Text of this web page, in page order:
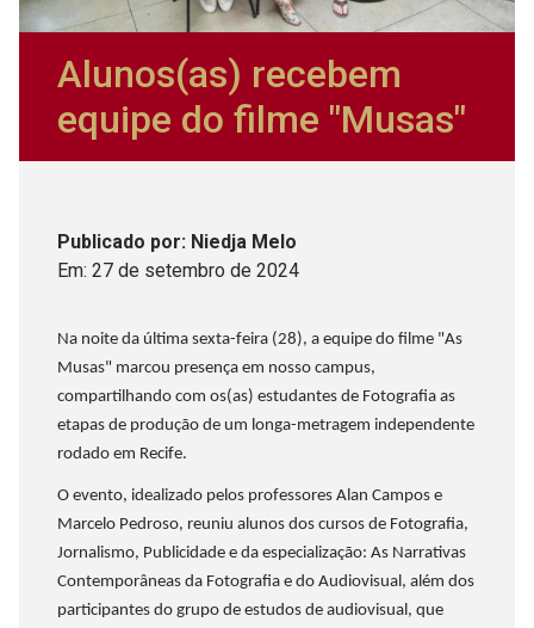
Alunos(as) recebem
equipe do filme "Musas"
Publicado por: Niedja Melo
Em: 27 de setembro de 2024
Na noite da última sexta-feira (28), a equipe do filme "As
Musas" marcou presença em nosso campus,
compartilhando com os(as) estudantes de Fotografia as
etapas de produção de um longa-metragem independente
rodado em Recife.
O evento, idealizado pelos professores Alan Campos e
Marcelo Pedroso, reuniu alunos dos cursos de Fotografia,
Jornalismo, Publicidade e da especialização: As Narrativas
Contemporâneas da Fotografia e do Audiovisual, além dos
participantes do grupo de estudos de audiovisual, que